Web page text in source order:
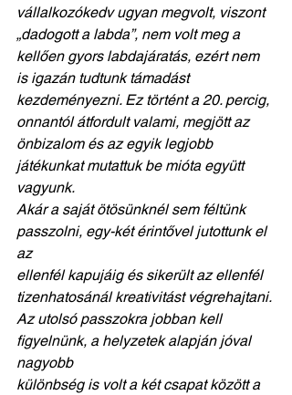
vállalkozókedv ugyan megvolt, viszont
„dadogott a labda”, nem volt meg a
kellően gyors labdajáratás, ezért nem
is igazán tudtunk támadást
kezdeményezni. Ez történt a 20. percig,
onnantól átfordult valami, megjött az
önbizalom és az egyik legjobb
játékunkat mutattuk be mióta együtt
vagyunk.
Akár a saját ötösünknél sem féltünk
passzolni, egy-két érintővel jutottunk el
az
ellenfél kapujáig és sikerült az ellenfél
tizenhatosánál kreativitást végrehajtani.
Az utolsó passzokra jobban kell
figyelnünk, a helyzetek alapján jóval
nagyobb
különbség is volt a két csapat között a